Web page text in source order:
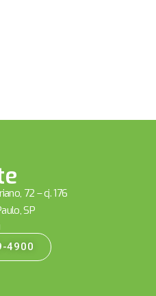
72 – cj. 176
SP
4900